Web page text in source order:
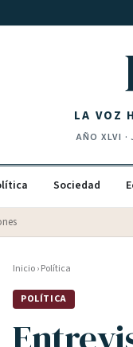
LA VOZ
AÑOXLVI ·
Sociedad
· oficial $
Inicio›Política
POLÍTICA